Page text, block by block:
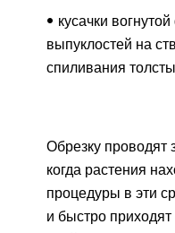
кусачки
выпуклостей на
спиливания
Обрезку проводят
когда растения
процедуры в эти
и быстро